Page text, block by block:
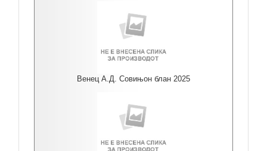
Венец А.Д. Совињон блан 2025